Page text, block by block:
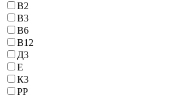
В2
В3
В6
В12
Д3
Е
К3
РР